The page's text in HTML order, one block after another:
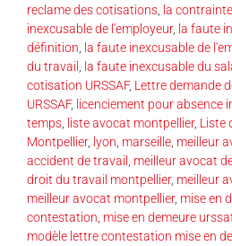
reclame des cotisations, la
inexcusable de l'employeur, la faute
définition, la faute inexcusable de
du travail , la faute inexcusable du
cotisation URSSAF, Lettre demande
URSSAF, licenciement pour absence
temps, liste avocat montpellier, Liste
Montpellier, lyon, marseille, meilleur
accident de travail , meilleur avocat
droit du travail montpellier, meilleur
meilleur avocat montpellier, mise en
contestation, mise en demeure
modèle lettre contestation mise en